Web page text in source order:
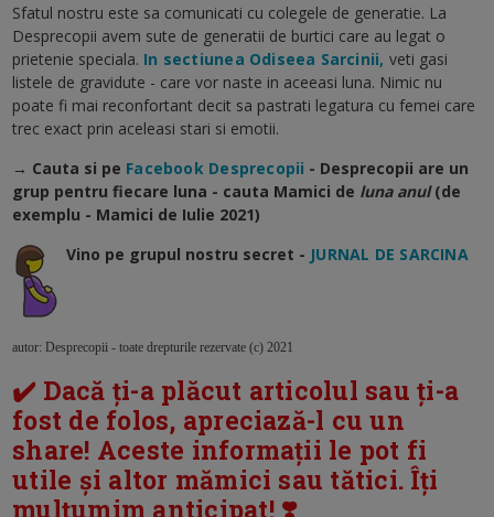
Sfatul nostru este sa comunicati cu colegele de generatie. La
Desprecopii avem sute de generatii de burtici care au legat o
prietenie speciala. In sectiunea Odiseea Sarcinii, veti gasi
listele de gravidute - care vor naste in aceeasi luna. Nimic nu
poate fi mai reconfortant decit sa pastrati legatura cu femei care
trec exact prin aceleasi stari si emotii.
→ Cauta si pe Facebook Desprecopii - Desprecopii are un
grup pentru fiecare luna - cauta Mamici de luna anul (de
exemplu - Mamici de Iulie 2021)
Vino pe grupul nostru secret - JURNAL DE SARCINA
autor: Desprecopii - toate drepturile rezervate (c) 2021
✔️ Dacă ți-a plăcut articolul sau ți-a
fost de folos, apreciază-l cu un
share! Aceste informații le pot fi
utile și altor mămici sau tătici. Îți
mulțumim anticipat! ❣️